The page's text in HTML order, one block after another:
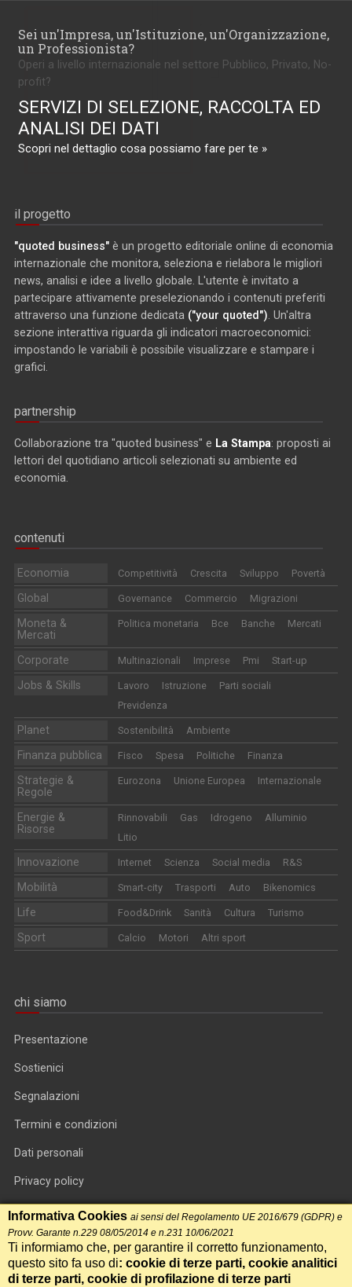
Sei un'Impresa, un'Istituzione, un'Organizzazione,
un Professionista?
Operi a livello internazionale nel settore Pubblico, Privato, No-
profit?
SERVIZI DI SELEZIONE, RACCOLTA ED
ANALISI DEI DATI
Scopri nel dettaglio cosa possiamo fare per te »
il progetto
"quoted business" è un progetto editoriale online di economia
internazionale che monitora, seleziona e rielabora le migliori
news, analisi e idee a livello globale. L'utente è invitato a
partecipare attivamente preselezionando i contenuti preferiti
attraverso una funzione dedicata ("your quoted") . Un'altra
sezione interattiva riguarda gli indicatori macroeconomici:
impostando le variabili è possibile visualizzare e stampare i
grafici.
partnership
Collaborazione tra "quoted business" e La Stampa: proposti ai
lettori del quotidiano articoli selezionati su ambiente ed
economia.
contenuti
Economia Competitività Crescita Sviluppo Povertà
Global Governance Commercio Migrazioni
Moneta &
Mercati
Politica monetaria Bce Banche Mercati
Corporate Multinazionali Imprese Pmi Start-up
Jobs & Skills Lavoro Istruzione
Parti sociali
Previdenza
Planet Sostenibilità Ambiente
Finanza pubblica Fisco Spesa Politiche Finanza
Strategie &
Regole
Eurozona Unione Europea Internazionale
Energie &
Risorse
Rinnovabili Gas Idrogeno
Alluminio
Litio
Innovazione Internet Scienza Social media R&S
Mobilità Smart-city Trasporti Auto Bikenomics
Life Food&Drink Sanità Cultura Turismo
Sport Calcio Motori Altri sport
chi siamo
Presentazione
Sostienici
Segnalazioni
Termini e condizioni
Dati personali
Privacy policy
Informativa cookie
RSS feed
RSS Top News
Informativa Cookies ai sensi del Regolamento UE 2016/679 (GDPR) e
Provv. Garante n.229 08/05/2014 e n.231 10/06/2021
Ti informiamo che, per garantire il corretto funzionamento,
questo sito fa uso di: cookie di terze parti, cookie analitici
di terze parti, cookie di profilazione di terze parti